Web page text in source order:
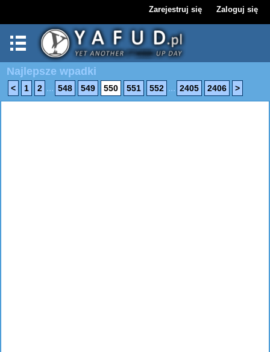
Zarejestruj się Zaloguj się
Najlepsze wpadki
< 1 2 ... 548 549 550 551 552 ... 2405 2406 >